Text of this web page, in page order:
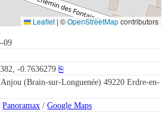
09
-0.7636279 ⎘
(Brain-sur-Longuenée) 49220 Erdre-en-
Panoramax /Google Maps
Leaflet | ©OpenStreetMapcontributors